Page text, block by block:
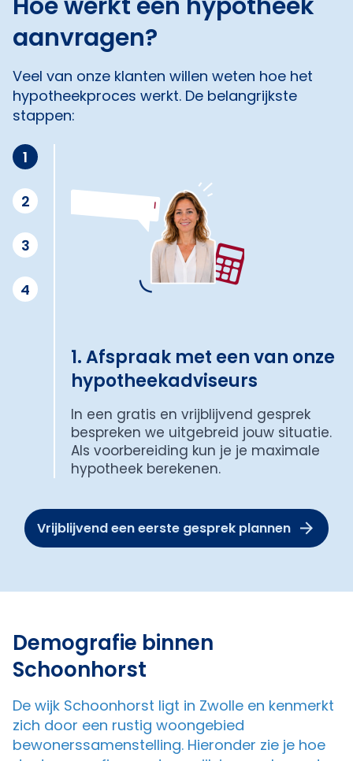
aanvragen?
Veel van onze klanten willen weten hoe het
hypotheekproces werkt. De belangrijkste
stappen:
1
2
3
4
1. Afspraak met een van onze
hypotheekadviseurs
In een gratis en vrijblijvend gesprek
bespreken we uitgebreid jouw situatie.
Als voorbereiding kun je je maximale
hypotheek berekenen.
Vrijblijvend een eerste gesprek plannen
Demografie binnen
Schoonhorst
De wijk Schoonhorst ligt in Zwolle en kenmerkt
zich door een rustig woongebied
bewonerssamenstelling. Hieronder zie je hoe